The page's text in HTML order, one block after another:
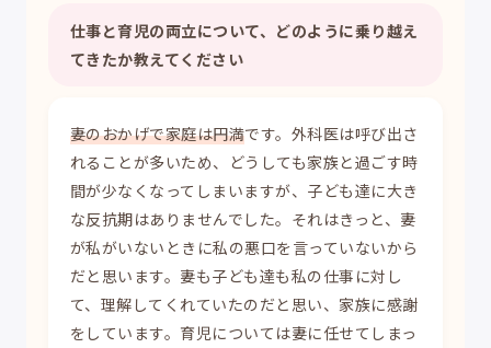
仕事と育児の両立について、どのように乗り越え
てきたか教えてください
妻のおかげで家庭は円満です。外科医は呼び出さ
れることが多いため、どうしても家族と過ごす時
間が少なくなってしまいますが、子ども達に大き
な反抗期はありませんでした。それはきっと、妻
が私がいないときに私の悪口を言っていないから
だと思います。妻も子ども達も私の仕事に対し
て、理解してくれていたのだと思い、家族に感謝
をしています。育児については妻に任せてしまっ